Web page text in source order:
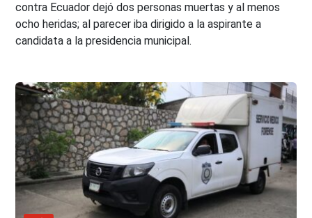
contra Ecuador dejó dos personas muertas y al menos
ocho heridas; al parecer iba dirigido a la aspirante a
candidata a la presidencia municipal.